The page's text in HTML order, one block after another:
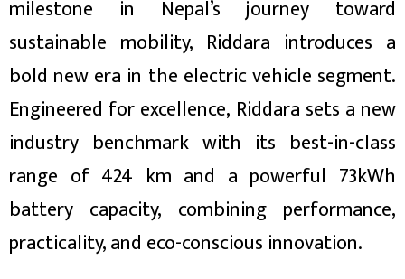
milestone in Nepal’s journey toward
sustainable mobility, Riddara introduces a
bold new era in the electric vehicle segment.
Engineered for excellence, Riddara sets a new
industry benchmark with its best-in-class
range of 424 km and a powerful 73kWh
battery capacity, combining performance,
practicality, and eco-conscious innovation.